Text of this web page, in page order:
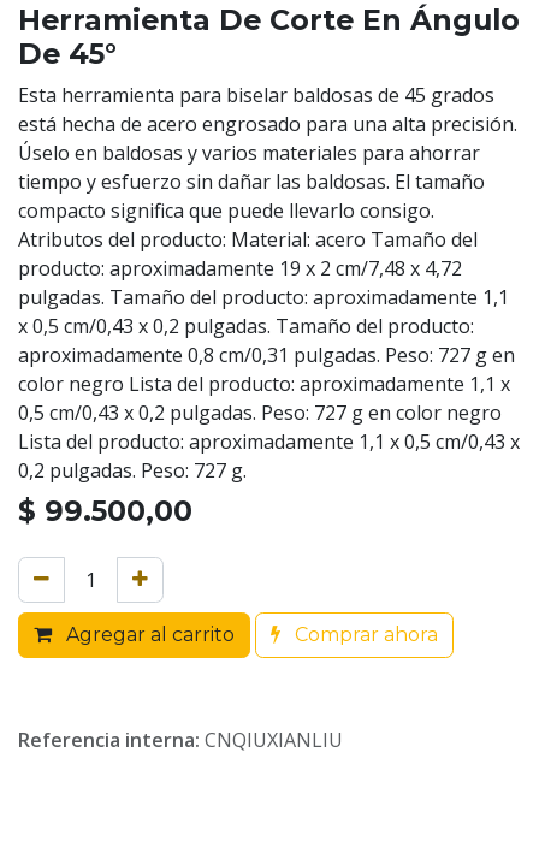
Herramienta De Corte En Ángulo
De 45°
Esta herramienta para biselar baldosas de 45 grados
está hecha de acero engrosado para una alta precisión.
Úselo en baldosas y varios materiales para ahorrar
tiempo y esfuerzo sin dañar las baldosas. El tamaño
compacto significa que puede llevarlo consigo.
Atributos del producto: Material: acero Tamaño del
producto: aproximadamente 19 x 2 cm/7,48 x 4,72
pulgadas. Tamaño del producto: aproximadamente 1,1
x 0,5 cm/0,43 x 0,2 pulgadas. Tamaño del producto:
aproximadamente 0,8 cm/0,31 pulgadas. Peso: 727 g en
color negro Lista del producto: aproximadamente 1,1 x
0,5 cm/0,43 x 0,2 pulgadas. Peso: 727 g en color negro
Lista del producto: aproximadamente 1,1 x 0,5 cm/0,43 x
0,2 pulgadas. Peso: 727 g.
$ 99.500,00
Agregar al carrito Comprar ahora
Referencia interna: CNQIUXIANLIU